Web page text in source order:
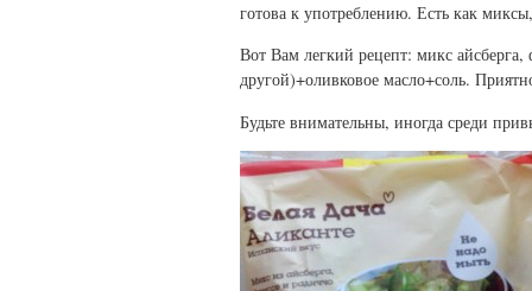
готова к употреблению. Есть как
Вот Вам легкий рецепт: микс
другой)+оливковое масло+соль.
Будьте внимательны, иногда среди